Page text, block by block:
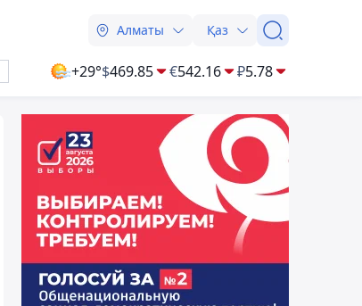
Алматы Қаз
+29°$469.85 €542.16 ₽5.78